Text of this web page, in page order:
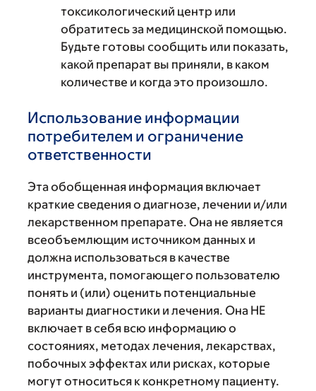
токсикологический центр или
обратитесь за медицинской помощью.
Будьте готовы сообщить или показать,
какой препарат вы приняли, в каком
количестве и когда это произошло.
Использование информации
потребителем и ограничение
ответственности
Эта обобщенная информация включает
краткие сведения о диагнозе, лечении и/или
лекарственном препарате. Она не является
всеобъемлющим источником данных и
должна использоваться в качестве
инструмента, помогающего пользователю
понять и (или) оценить потенциальные
варианты диагностики и лечения. Она НЕ
включает в себя всю информацию о
состояниях, методах лечения, лекарствах,
побочных эффектах или рисках, которые
могут относиться к конкретному пациенту.